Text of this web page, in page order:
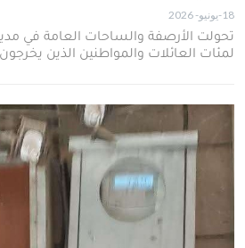
18-يونيو- 2026
​تحولت الأرصفة والساحات العامة في
لمئات العائلات والمواطنين الذين